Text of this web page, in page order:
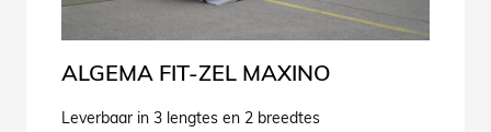
ALGEMA FIT-ZEL MAXINO
Leverbaar in 3 lengtes en 2 breedtes